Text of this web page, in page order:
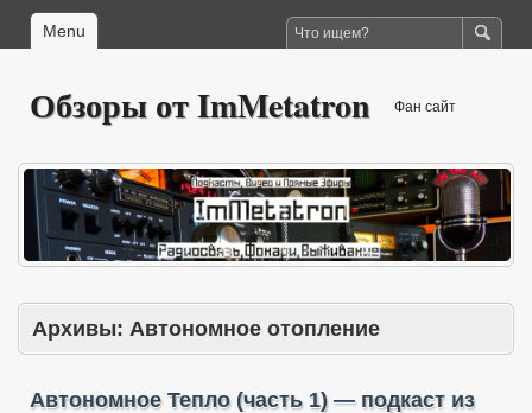
Menu
Обзоры от ImMetatron Фан сайт
Архивы: Автономное отопление
Автономное Тепло (часть 1) — подкаст из